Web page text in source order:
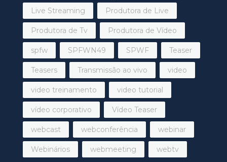
Live Streaming Produtora de Live
Produtora de Tv Produtora de Vídeo
spfw SPFWN49 SPWF Teaser
Teasers Transmissão ao vivo video
video treinamento video tutorial
vídeo corporativo Vídeo Teaser
webcast webconferência webinar
Webinários webmeeting webtv